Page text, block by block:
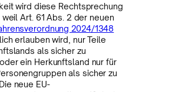
wird diese Rechtsprechung
Art. 61 Abs. 2 der neuen
2024/1348
erlauben wird, nur Teile
als sicher zu
ein Herkunftsland nur für
als sicher zu
neue EU-